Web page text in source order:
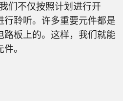
们不仅按照计划进行开
行聆听。许多重要元件都是
路板上的。这样，我们就能
。